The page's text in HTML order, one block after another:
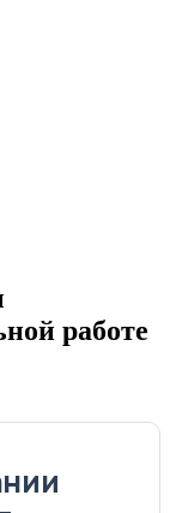
работе